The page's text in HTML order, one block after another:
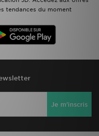
tendances du moment
Je m'inscris